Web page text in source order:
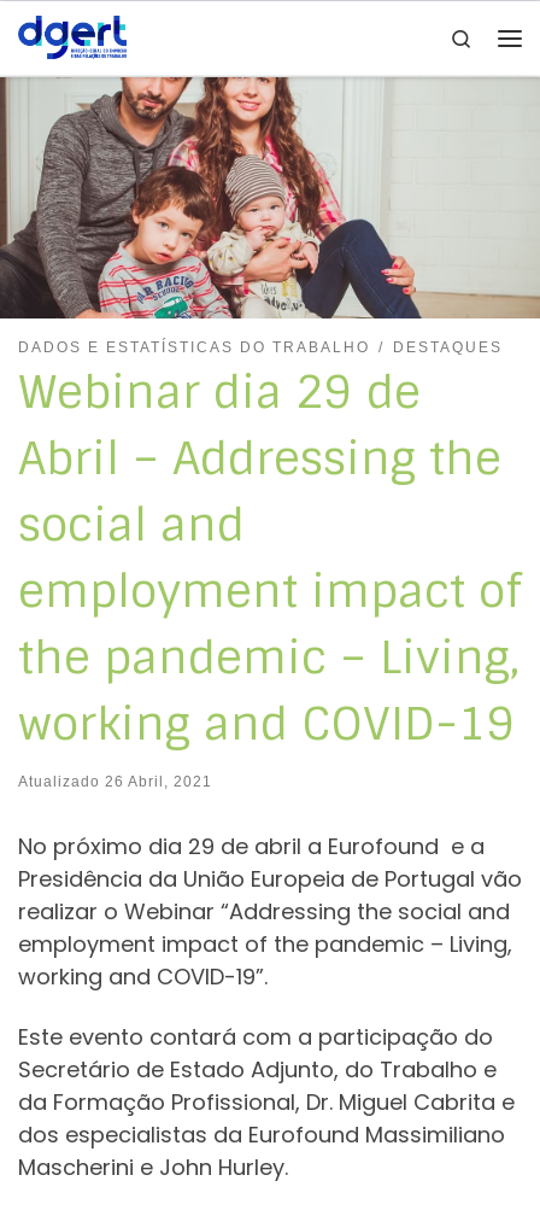
Skip to content
Search
DADOS E ESTATÍSTICAS DO TRABALHO DESTAQUES
Webinar dia 29 de
Abril – Addressing the
social and
employment impact of
the pandemic – Living,
working and COVID-19
Atualizado 26 Abril, 2021
No próximo dia 29 de abril a Eurofound e a
Presidência da União Europeia de Portugal vão
realizar o Webinar “Addressing the social and
employment impact of the pandemic – Living,
working and COVID-19”.
Este evento contará com a participação do
Secretário de Estado Adjunto, do Trabalho e
da Formação Profissional, Dr. Miguel Cabrita e
dos especialistas da Eurofound Massimiliano
Mascherini e John Hurley.